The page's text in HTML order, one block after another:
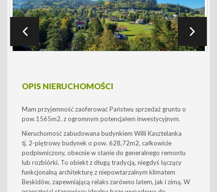
OPIS NIERUCHOMOŚCI
Mam przyjemność zaoferować Państwu sprzedaż gruntu o
pow.1565m2. z ogromnym potencjałem inwestycyjnym.
Nieruchomość zabudowana budynkiem WilliKasztelanka
tj. 2-piętrowy budynek o pow. 628,72m2, całkowicie
podpiwniczony, obecnie w staniedo generalnego remontu
lub rozbiórki. To obiekt z długą tradycją, niegdyś łączący
funkcjonalną architekturę z niepowtarzalnym klimatem
Beskidów, zapewniającą relaks zarówno latem, jak i zimą. W